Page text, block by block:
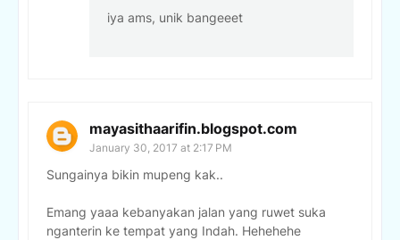
iya ams, unik bangeeet
mayasithaarifin.blogspot.com
January 30, 2017 at 2:17 PM
Sungainya bikin mupeng kak..
Emang yaaa kebanyakan jalan yang ruwet suka
nganterin ke tempat yang Indah. Hehehehe